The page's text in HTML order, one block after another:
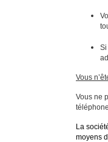
Si
Vous
Vous ne
La
moyens